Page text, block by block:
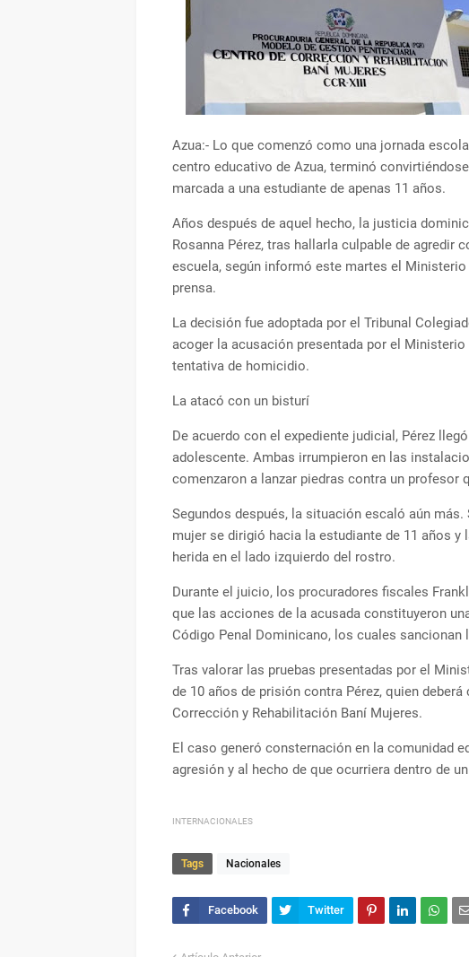
Azua:- Lo que comenzó como una jornada
centro educativo de Azua, terminó
marcada a una estudiante de apenas 11 años.
Años después de aquel hecho, la justicia
Rosanna Pérez, tras hallarla culpable de agredir
escuela, según informó este martes el
prensa.
La decisión fue adoptada por el Tribunal
acoger la acusación presentada por el
tentativa de homicidio.
La atacó con un bisturí
De acuerdo con el expediente judicial, Pérez
adolescente. Ambas irrumpieron en las
comenzaron a lanzar piedras contra un profesor
Segundos después, la situación escaló aún
mujer se dirigió hacia la estudiante de 11 años
herida en el lado izquierdo del rostro.
Durante el juicio, los procuradores fiscales
que las acciones de la acusada constituyeron
Código Penal Dominicano, los cuales
Tras valorar las pruebas presentadas por el
de 10 años de prisión contra Pérez, quien
Corrección y Rehabilitación Baní Mujeres.
El caso generó consternación en la comunidad
agresión y al hecho de que ocurriera dentro de
INTERNACIONALES
Tags Nacionales